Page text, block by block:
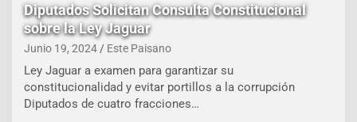
Diputados Solicitan Consulta Constitucional
sobre la Ley Jaguar
Junio 19, 2024 Este Paisano
Ley Jaguar a examen para garantizar su
constitucionalidad y evitar portillos a la corrupción
Diputados de cuatro fracciones…